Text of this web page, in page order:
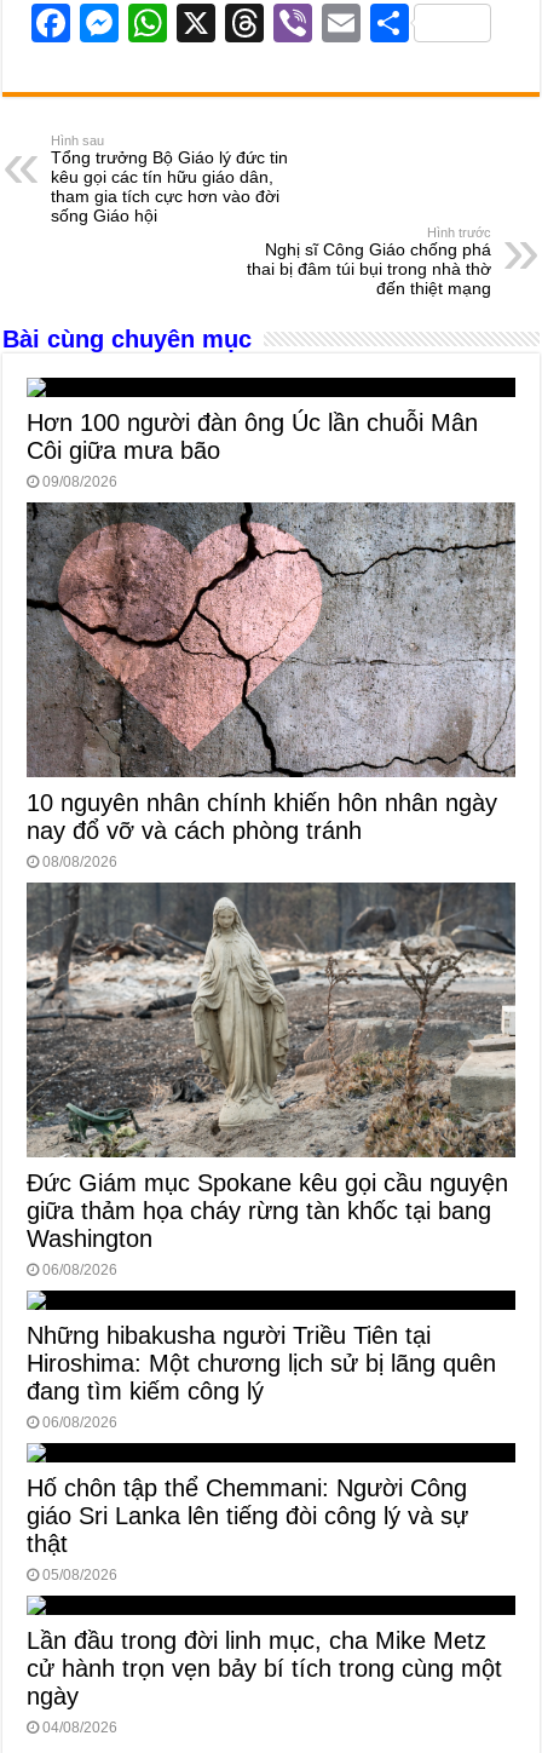
F
c
e
b
o
M
ss
e
n
g
W
at
s
A
p
X
T
e
a
d
s
Vi
er
E
ail
S
ar
Hình sau
Tổng trưởng Bộ Giáo lý đức tin
kêu gọi các tín hữu giáo dân,
tham gia tích cực hơn vào đời
sống Giáo hội
Hình trước
Nghị sĩ Công Giáo chống phá
thai bị đâm túi bụi trong nhà thờ
đến thiệt mạng
Bài cùng chuyên mục
Hơn 100 người đàn ông Úc lần chuỗi Mân
Côi giữa mưa bão
09/08/2026
10 nguyên nhân chính khiến hôn nhân ngày
nay đổ vỡ và cách phòng tránh
08/08/2026
Đức Giám mục Spokane kêu gọi cầu nguyện
giữa thảm họa cháy rừng tàn khốc tại bang
Washington
06/08/2026
Những hibakusha người Triều Tiên tại
Hiroshima: Một chương lịch sử bị lãng quên
đang tìm kiếm công lý
06/08/2026
Hố chôn tập thể Chemmani: Người Công
giáo Sri Lanka lên tiếng đòi công lý và sự
thật
05/08/2026
Lần đầu trong đời linh mục, cha Mike Metz
cử hành trọn vẹn bảy bí tích trong cùng một
ngày
04/08/2026